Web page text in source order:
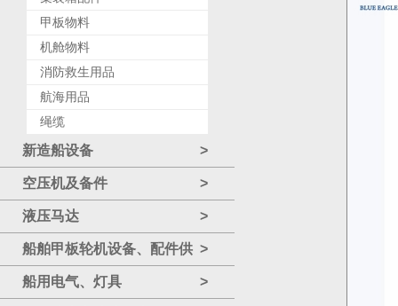
甲板物料
机舱物料
消防救生用品
航海用品
绳缆
新造船设备 >
空压机及备件 >
液压马达 >
船舶甲板轮机设备、配件供
应
>
船用电气、灯具 >